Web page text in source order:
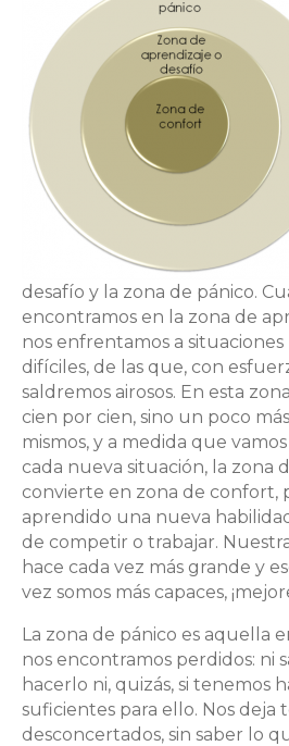
desafío y la zona de pánico.
encontramos en la zona de
nos enfrentamos a
difíciles, de las que, con
saldremos airosos. En esta
cien por cien, sino un poco
mismos, y a medida que
cada nueva situación, la zona
convierte en zona de confort,
aprendido una nueva
de competir o trabajar.
hace cada vez más grande y
vez somos más capaces,
La zona de pánico es aquella
nos encontramos perdidos: ni
hacerlo ni, quizás, si tenemos
suficientes para ello. Nos deja
desconcertados, sin saber lo